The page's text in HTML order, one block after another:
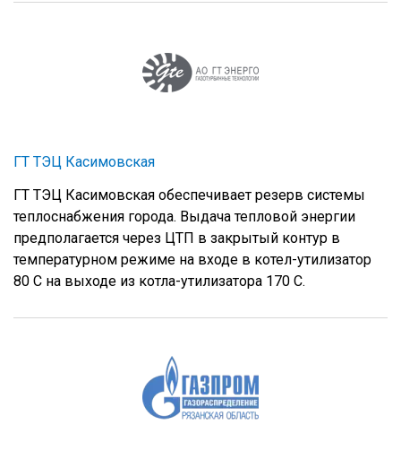
ГТ ТЭЦ Касимовская
ГТ ТЭЦ Касимовская обеспечивает резерв системы
теплоснабжения города. Выдача тепловой энергии
предполагается через ЦТП в закрытый контур в
температурном режиме на входе в котел-утилизатор
80 С на выходе из котла-утилизатора 170 С.